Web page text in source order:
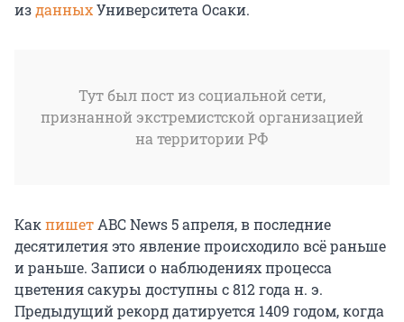
изданныхУниверситета Осаки.
Тут был пост из социальной сети,
признанной экстремистской организацией
на территории РФ
Какпишет ABC News 5 апреля, в последние
десятилетия это явление происходило всё раньше
и раньше. Записи о наблюдениях процесса
цветения сакуры доступны с 812 года н. э.
Предыдущий рекорд датируется 1409 годом, когда